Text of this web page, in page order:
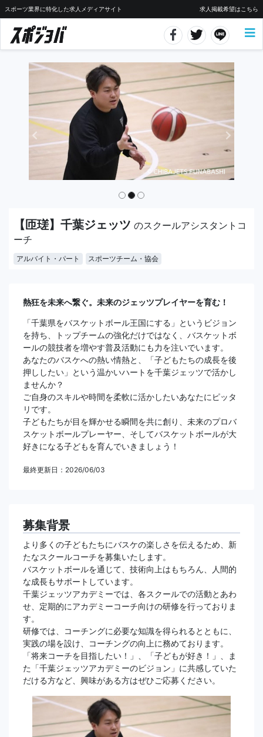
スポーツ業界に特化した求人メディアサイト 求人掲載希望はこちら
【匝瑳】千葉ジェッツ のスクールアシスタントコ
ーチ
アルバイト・パート スポーツチーム・協会
熱狂を未来へ繋ぐ。未来のジェッツプレイヤーを育む！
「千葉県をバスケットボール王国にする」というビジョン
を持ち、トップチームの強化だけではなく、バスケットボ
ールの競技者を増やす普及活動にも力を注いでいます。
あなたのバスケへの熱い情熱と、「子どもたちの成長を後
押ししたい」という温かいハートを千葉ジェッツで活かし
ませんか？
ご自身のスキルや時間を柔軟に活かしたいあなたにピッタ
リです。
子どもたちが目を輝かせる瞬間を共に創り、未来のプロバ
スケットボールプレーヤー、そしてバスケットボールが大
好きになる子どもを育んでいきましょう！
最終更新日：2026/06/03
募集背景
より多くの子どもたちにバスケの楽しさを伝えるため、新
たなスクールコーチを募集いたします。
バスケットボールを通じて、技術向上はもちろん、人間的
な成長もサポートしています。
千葉ジェッツアカデミーでは、各スクールでの活動とあわ
せ、定期的にアカデミーコーチ向けの研修を行っておりま
す。
研修では、コーチングに必要な知識を得られるとともに、
実践の場を設け、コーチングの向上に務めております。
「将来コーチを目指したい！」、「子どもが好き！」、ま
た「千葉ジェッツアカデミーのビジョン」に共感していた
だける方など、興味がある方はぜひご応募ください。